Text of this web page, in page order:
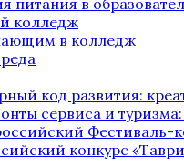
питания в
колледж
в колледж
код развития:
сервиса и
Фестиваль-
конкурс